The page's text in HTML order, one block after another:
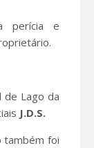
perícia e
de Lago da
J.D.S.
também foi